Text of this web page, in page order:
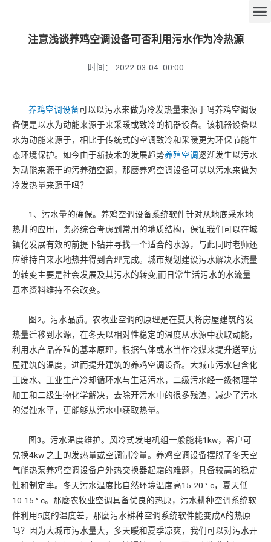
注意浅谈养鸡空调设备可否利用污水作为冷热源
时间： 2022-03-04 00:00
养鸡空调设备可以以污水来做为冷发热量来源于吗养鸡空调设
备便是以水为动能来源于来采暖或致冷的机器设备。该机器设备以
水为动能来源于，相比于传统式的空调致冷和采暖更为环保节能生
态环境保护。如今由于新技术的发展趋势养殖空调逐渐发生以污水
为动能来源于的污养殖空调，那麼养鸡空调设备可以以污水来做为
冷发热量来源于吗？
1、污水量的确保。养鸡空调设备系统软件针对从地底采水地
热井的应用，务必综合考虑到常用的地质结构，保证我们可以在城
镇化发展有效的前提下钻井寻找一个适合的水源，与此同时老师还
应维持自来水地热井得到合理完成。城市规划建设污水解决水流量
的转变主要是社会发展及其污水的转变,而日常生活污水的水流量
基本资料维持不会改变。
图2。污水品质。农牧业空调的原理是在夏天将房屋建筑的发
热量迁移到水源，在冬天以相对性稳定的温度从水源中获取动能，
利用水产品养殖的基本原理，根据气体或水当作冷媒来提升送至房
屋建筑的温度，进而提升建筑的养鸡空调设备。大城市污水包含化
工废水、工业生产冷却循环水与生活污水，二级污水经一级物理学
加工和二级生物化学解决，去除开污水中的很多残渣，减少了污水
的浸蚀水平，更能够从污水中获取热量。
图3。污水温度维护。风冷式发电机组一般能耗1kw，客户可
兑换4kw 之上的发热量或空调制冷量。养鸡空调设备摆脱了冬天空
气能热泵养鸡空调设备户外热交换器起霜的难题，具备较高的稳定
性和制定率。冬天污水温度比自然环境温度高15-20 ° c，夏天低
10-15 ° c。那麼农牧业空调具备优良的热原，污水耕种空调系统软
件利用5度的温度差，那麼污水耕种空调系统软件能变成A的热原
吗？因为大城市污水量大，多天暖和夏季凉爽，我们可以对污水开